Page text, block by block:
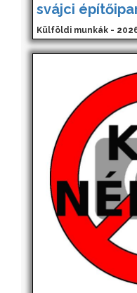
svájci
Külföldi munkák -